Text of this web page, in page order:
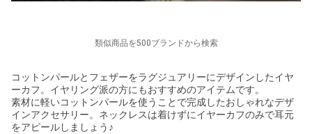
類似商品を500ブランドから検索
コットンパールとフェザーをラグジュアリーにデザインしたイヤ
ーカフ。イヤリング派の方にもおすすめのアイテムです。
素材に軽いコットンパールを使うことで完成したおしゃれなデザ
インアクセサリー。ネックレスは着けずにイヤーカフのみで耳元
をアピールしましょう♪